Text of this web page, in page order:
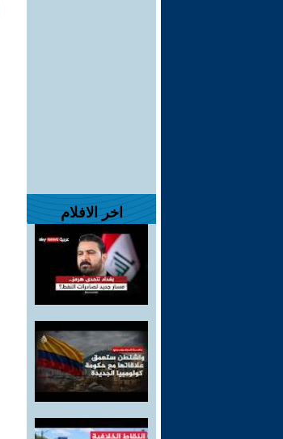
اخر الافلام